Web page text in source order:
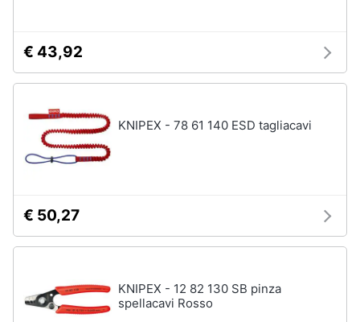
€ 43,92
KNIPEX - 78 61 140 ESD tagliacavi
€ 50,27
KNIPEX - 12 82 130 SB pinza
spellacavi Rosso